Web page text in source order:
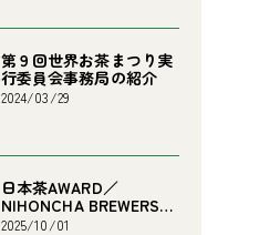
第９回世界お茶まつり実
行委員会事務局の紹介
2024/03/29
日本茶AWARD／
NIHONCHA BREWERS
CHAMPIONSHIP
2025/10/01